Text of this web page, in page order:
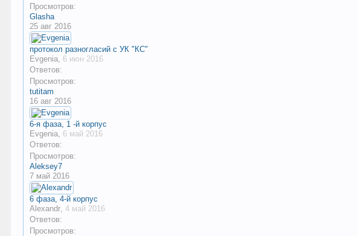
Просмотров:
Glasha
25 авг 2016
протокол разногласий с УК "КС"
Evgenia, 6 июн 2016
Ответов:
Просмотров:
tutitam
16 авг 2016
6-я фаза, 1 -й корпус
Evgenia, 6 май 2016
Ответов:
Просмотров:
Aleksey7
7 май 2016
6 фаза, 4-й корпус
Alexandr,4 май 2016
Ответов:
Просмотров: